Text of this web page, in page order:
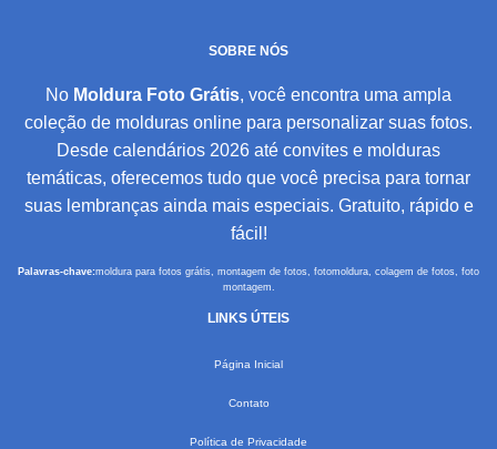
SOBRE NÓS
No Moldura Foto Grátis, você encontra uma ampla
coleção de molduras online para personalizar suas fotos.
Desde calendários 2026 até convites e molduras
temáticas, oferecemos tudo que você precisa para tornar
suas lembranças ainda mais especiais. Gratuito, rápido e
fácil!
Palavras-chave:moldura para fotos grátis, montagem de fotos, fotomoldura, colagem de fotos, foto
montagem.
LINKS ÚTEIS
Página Inicial
Contato
Política de Privacidade